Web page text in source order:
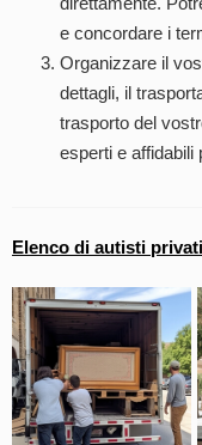
e concordare i
Organizzare il
dettagli, il
trasporto del
esperti e affidabili
Elenco di autisti